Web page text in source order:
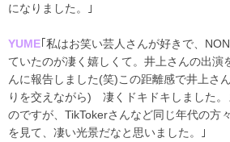
になりました。｣
YUME ｢私はお笑い芸人さんが好きで、
ていたのが凄く嬉しくて。井上さんの出演
んに報告しました(笑)この距離感で井上さ
りを交えながら) 凄くドキドキしました。
のですが、TikTokerさんなど同じ年代の方
を見て、凄い光景だなと思いました。｣